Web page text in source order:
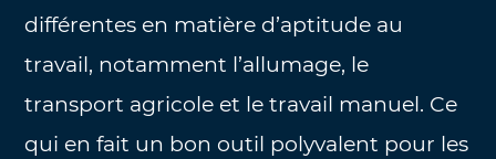
différentes en matière d’aptitude au
travail, notamment l’allumage, le
transport agricole et le travail manuel. Ce
qui en fait un bon outil polyvalent pour les